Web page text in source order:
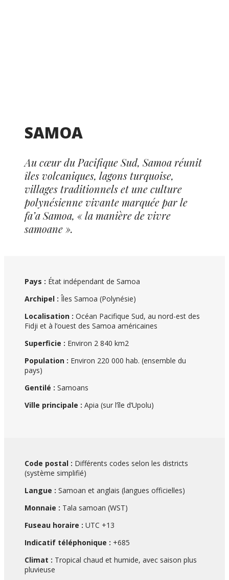
SAMOA
Au cœur du Pacifique Sud, Samoa réunit
îles volcaniques, lagons turquoise,
villages traditionnels et une culture
polynésienne vivante marquée par le
fa’a Samoa, « la manière de vivre
samoane ».
Pays : État indépendant de Samoa
Archipel : Îles Samoa (Polynésie)
Localisation : Océan Pacifique Sud, au nord-est des
Fidji et à l’ouest des Samoa américaines
Superficie : Environ 2 840 km2
Population : Environ 220 000 hab. (ensemble du
pays)
Gentilé : Samoans
Ville principale : Apia (sur l’île d’Upolu)
Code postal : Différents codes selon les districts
(système simplifié)
Langue : Samoan et anglais (langues officielles)
Monnaie : Tala samoan (WST)
Fuseau horaire : UTC +13
Indicatif téléphonique : +685
Climat : Tropical chaud et humide, avec saison plus
pluvieuse